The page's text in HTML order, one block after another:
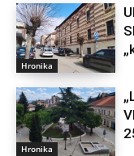
Hronika
Hronika